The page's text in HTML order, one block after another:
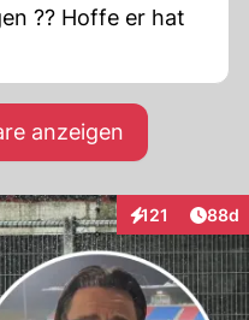
?? Hoffe er hat
anzeigen
121
Interaktionen
88d